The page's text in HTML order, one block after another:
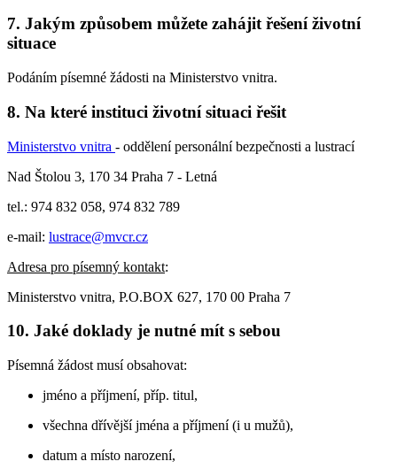
7. Jakým způsobem můžete zahájit řešení životní
situace
Podáním písemné žádosti na Ministerstvo vnitra.
8. Na které instituci životní situaci řešit
Ministerstvo vnitra - oddělení personální bezpečnosti a lustrací
Nad Štolou 3, 170 34 Praha 7 - Letná
tel.: 974 832 058, 974 832 789
e-mail: lustrace@mvcr.cz
Adresa pro písemný kontakt:
Ministerstvo vnitra, P.O.BOX 627, 170 00 Praha 7
10. Jaké doklady je nutné mít s sebou
Písemná žádost musí obsahovat:
jméno a příjmení, příp. titul,
všechna dřívější jména a příjmení (i u mužů),
datum a místo narození,